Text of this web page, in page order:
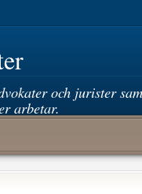
och jurister
arbetar.